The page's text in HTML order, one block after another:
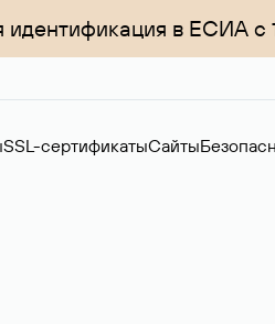
идентификация в ЕСИА с
SSL-сертификатыСайты